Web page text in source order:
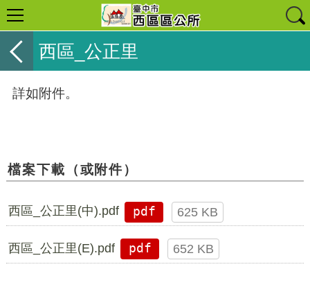
西區_公正里
詳如附件。
檔案下載（或附件）
西區_公正里(中).pdf pdf 625 KB
西區_公正里(E).pdf pdf 652 KB